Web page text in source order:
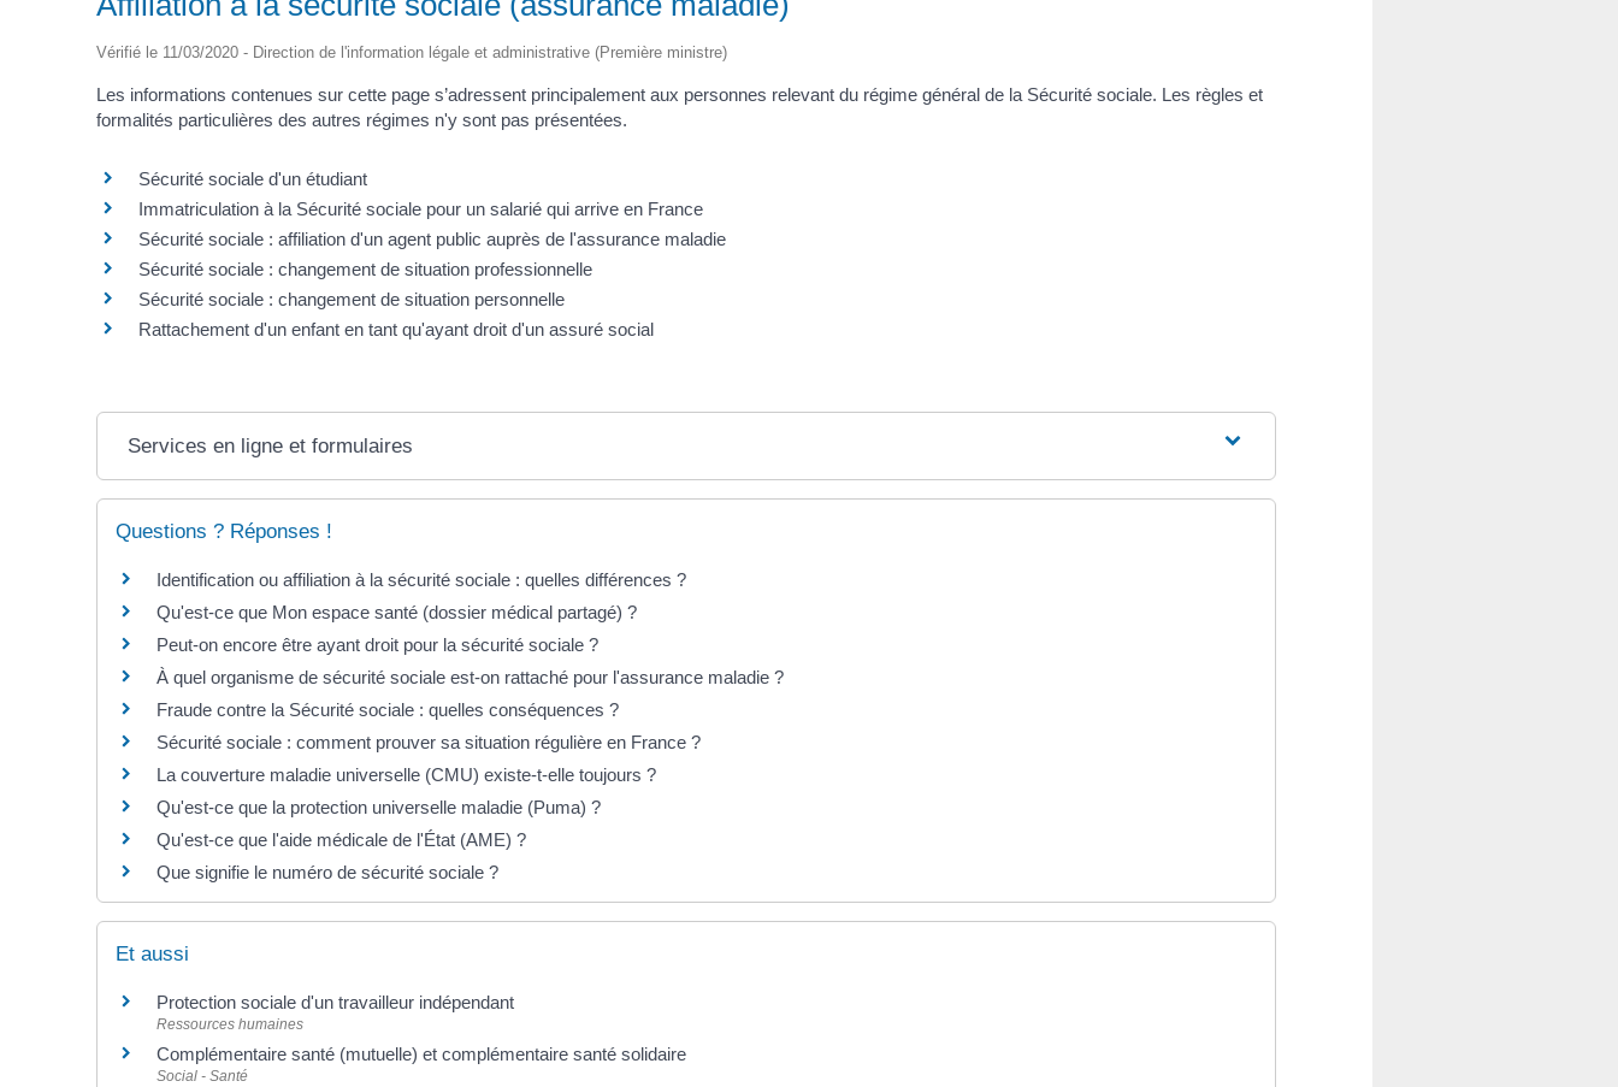
Vérifié le 11/03/2020 - Direction de l'information légale et administrative (Première ministre)
Les informations contenues sur cette page s’adressent principalement aux personnes relevant du régime général de la Sécurité sociale. Les règles et
formalités particulières des autres régimes n'y sont pas présentées.
Sécurité sociale d'un étudiant
Immatriculation à la Sécurité sociale pour un salarié qui arrive en France
Sécurité sociale : affiliation d'un agent public auprès de l'assurance maladie
Sécurité sociale : changement de situation professionnelle
Sécurité sociale : changement de situation personnelle
Rattachement d'un enfant en tant qu'ayant droit d'un assuré social
Services en ligne et formulaires
Questions ? Réponses !
Identification ou affiliation à la sécurité sociale : quelles différences ?
Qu'est-ce que Mon espace santé (dossier médical partagé) ?
Peut-on encore être ayant droit pour la sécurité sociale ?
À quel organisme de sécurité sociale est-on rattaché pour l'assurance maladie ?
Fraude contre la Sécurité sociale : quelles conséquences ?
Sécurité sociale : comment prouver sa situation régulière en France ?
La couverture maladie universelle (CMU) existe-t-elle toujours ?
Qu'est-ce que la protection universelle maladie (Puma) ?
Qu'est-ce que l'aide médicale de l'État (AME) ?
Que signifie le numéro de sécurité sociale ?
Et aussi
Protection sociale d'un travailleur indépendant
Ressources humaines
Complémentaire santé (mutuelle) et complémentaire santé solidaire
Social - Santé